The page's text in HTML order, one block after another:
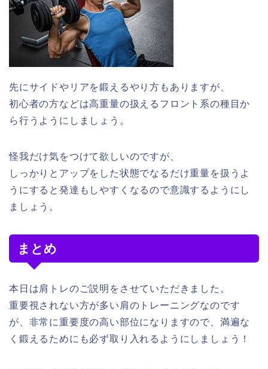
先にサイドやリアを鍛えるやり方もありますが、
初心者の方などは高重量の扱えるフロント系の種目か
ら行うようにしましょう。
怪我だけ気をつけて欲しいのですが、
しっかりとアップをした状態でなるだけ重量を扱うよ
うにすると発達もしやすくなるので意識するようにし
ましょう。
まとめ
本日は肩トレのご説明をさせていただきました。
重要視されない方が多い肩のトレーニングなのです
が、非常に重要度の高い部位になりますので、満遍な
く鍛えるためにも必ず取り入れるようにしましょう！